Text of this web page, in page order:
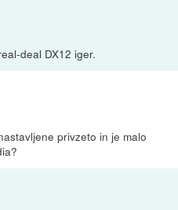
deal DX12 iger.
privzeto in je malo